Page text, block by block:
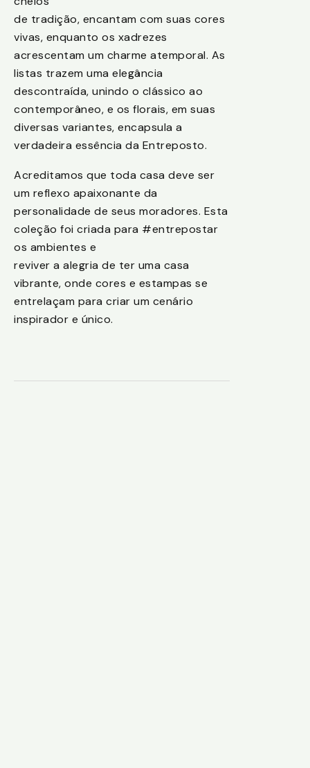
de tradição, encantam com suas cores
vivas, enquanto os xadrezes
acrescentam um charme atemporal. As
listas trazem uma elegância
descontraída, unindo o clássico ao
contemporâneo, e os florais, em suas
diversas variantes, encapsula a
verdadeira essência da Entreposto.
Acreditamos que toda casa deve ser
um reflexo apaixonante da
personalidade de seus moradores. Esta
coleção foi criada para #entrepostar
os ambientes e
reviver a alegria de ter uma casa
vibrante, onde cores e estampas se
entrelaçam para criar um cenário
inspirador e único.